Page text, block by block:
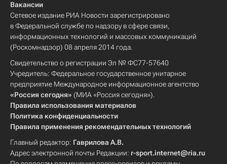
Вакансии
Сетевое издание РИА Новости зарегистрировано
в Федеральной службе по надзору в сфере связи,
информационных технологий и массовых коммуникаций
(Роскомнадзор) 08 апреля 2014 года.
Свидетельство о регистрации Эл № ФС77-57640
Учредитель: Федеральное государственное унитарное
предприятие Международное информационное агентство
«Россия сегодня» (МИА «Россия сегодня»).
Правила использования материалов
Политика конфиденциальности
Правила применения рекомендательных технологий
Главный редактор: Гаврилова А.В.
Адрес электронной почты Редакции: r-sport.internet@ria.ru